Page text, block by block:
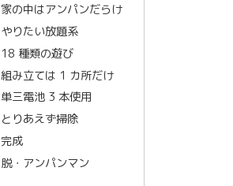
家の中はアンパンだらけ
やりたい放題系
18 種類の遊び
組み立ては 1 カ所だけ
単三電池 3 本使用
とりあえず掃除
完成
脱・アンパンマン